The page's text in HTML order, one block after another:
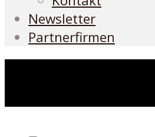
Newsletter
Partnerfirmen